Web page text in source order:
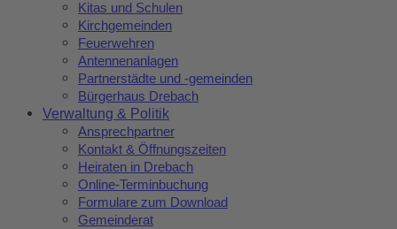
Kitas und Schulen
Kirchgemeinden
Feuerwehren
Antennenanlagen
Partnerstädte und -gemeinden
Bürgerhaus Drebach
Verwaltung & Politik
Ansprechpartner
Kontakt & Öffnungszeiten
Heiraten in Drebach
Online-Terminbuchung
Formulare zum Download
Gemeinderat